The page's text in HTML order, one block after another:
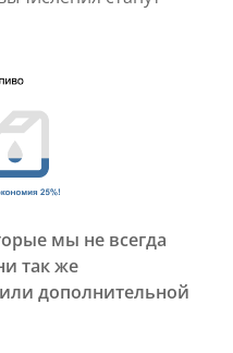
мы не всегда
так же
дополнительной